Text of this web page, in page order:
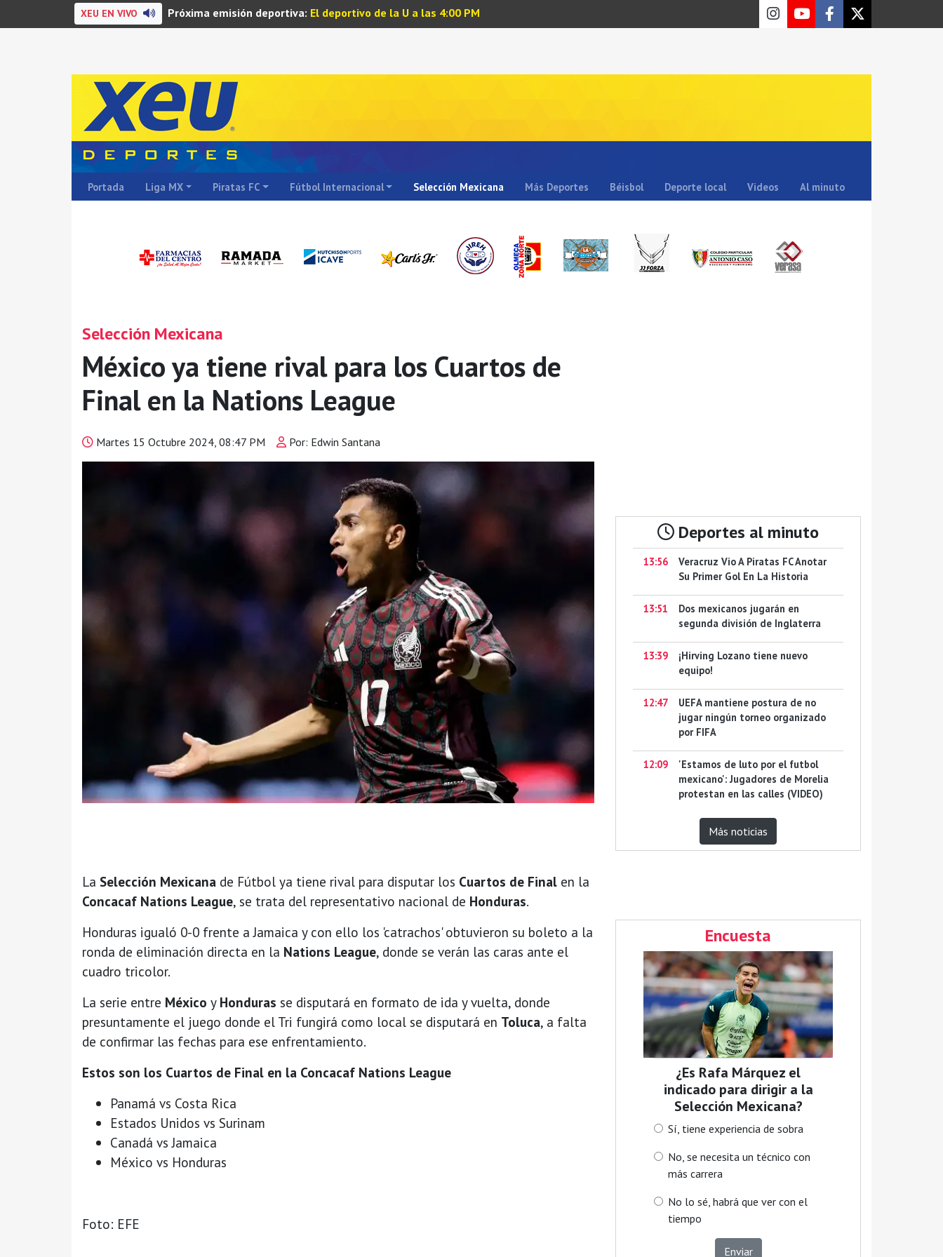
XEU EN VIVO Próxima emisión deportiva: El deportivo de la U a las 4:00 PM
Portada Liga MX Piratas FC Fútbol Internacional Selección Mexicana Más Deportes Béisbol Deporte local Videos Al minuto
Selección Mexicana
México ya tiene rival para los Cuartos de
Final en la Nations League
Martes 15 Octubre 2024, 08:47 PM Por: Edwin Santana
La Selección Mexicana de Fútbol ya tiene rival para disputar los Cuartos de Final en la
Concacaf Nations League, se trata del representativo nacional de Honduras.
Honduras igualó 0-0 frente a Jamaica y con ello los 'catrachos' obtuvieron su boleto a la
ronda de eliminación directa en la Nations League, donde se verán las caras ante el
cuadro tricolor.
La serie entre México y Honduras se disputará en formato de ida y vuelta, donde
presuntamente el juego donde el Tri fungirá como local se disputará en Toluca, a falta
de confirmar las fechas para ese enfrentamiento.
Estos son los Cuartos de Final en la Concacaf Nations League
Panamá vs Costa Rica
Estados Unidos vs Surinam
Canadá vs Jamaica
México vs Honduras
Foto: EFE
Deportes al minuto
13:56
Veracruz Vio A Piratas FC Anotar
Su Primer Gol En La Historia
13:51
Dos mexicanos jugarán en
segunda división de Inglaterra
13:39
¡Hirving Lozano tiene nuevo
equipo!
12:47
UEFA mantiene postura de no
jugar ningún torneo organizado
por FIFA
12:09
'Estamos de luto por el futbol
mexicano': Jugadores de Morelia
protestan en las calles (VIDEO)
Más noticias
Encuesta
¿Es Rafa Márquez el
indicado para dirigir a la
Selección Mexicana?
Sí, tiene experiencia de sobra
No, se necesita un técnico con
más carrera
No lo sé, habrá que ver con el
tiempo
Enviar